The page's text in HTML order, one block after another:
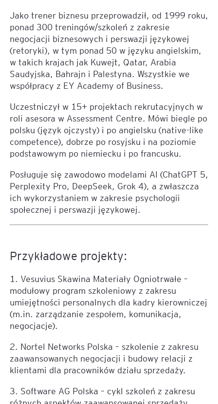
Jako trener biznesu przeprowadził, od 1999 roku,
ponad 300 treningów/szkoleń z zakresie
negocjacji biznesowych i perswazji językowej
(retoryki), w tym ponad 50 w języku angielskim,
w takich krajach jak Kuwejt, Qatar, Arabia
Saudyjska, Bahrajn i Palestyna. Wszystkie we
współpracy z EY Academy of Business.
Uczestniczył w 15+ projektach rekrutacyjnych w
roli asesora w Assessment Centre. Mówi biegle po
polsku (język ojczysty) i po angielsku (native-like
competence), dobrze po rosyjsku i na poziomie
podstawowym po niemiecku i po francusku.
Posługuje się zawodowo modelami AI (ChatGPT 5,
Perplexity Pro, DeepSeek, Grok 4), a zwłaszcza
ich wykorzystaniem w zakresie psychologii
społecznej i perswazji językowej.
Przykładowe projekty:
1. Vesuvius Skawina Materiały Ogniotrwałe –
modułowy program szkoleniowy z zakresu
umiejętności personalnych dla kadry kierowniczej
(m.in. zarządzanie zespołem, komunikacja,
negocjacje).
2. Nortel Networks Polska – szkolenie z zakresu
zaawansowanych negocjacji i budowy relacji z
klientami dla pracowników działu sprzedaży.
3. Software AG Polska – cykl szkoleń z zakresu